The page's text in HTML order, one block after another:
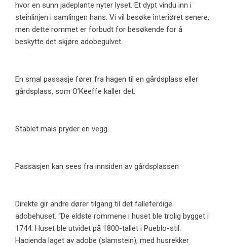
hvor en sunn jadeplante nyter lyset. Et dypt vindu inn i
steinlinjen i samlingen hans. Vi vil besøke interiøret senere,
men dette rommet er forbudt for besøkende for å
beskytte det skjøre adobegulvet.
En smal passasje fører fra hagen til en gårdsplass eller
gårdsplass, som O’Keeffe kaller det.
Stablet mais pryder en vegg.
Passasjen kan sees fra innsiden av gårdsplassen
Direkte gir andre dører tilgang til det falleferdige
adobehuset. “De eldste rommene i huset ble trolig bygget i
1744. Huset ble utvidet på 1800-tallet i Pueblo-stil.
Hacienda laget av adobe (slamstein), med husrekker